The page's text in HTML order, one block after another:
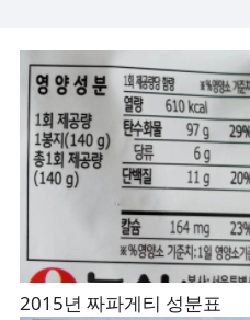
2015년 짜파게티 성분표